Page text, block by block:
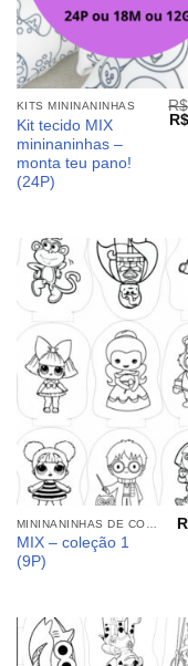
KITS MININANINHAS
Kit tecido MIX
mininaninhas –
monta teu pano!
(24P)
R$
O
MIX – coleção 1
(9P)